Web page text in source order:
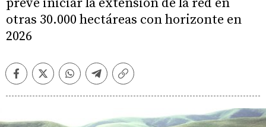
prevé iniciar la extensión de la red en
otras 30.000 hectáreas con horizonte en
2026
FacebookTwitterWhatsappTelegramCopiar